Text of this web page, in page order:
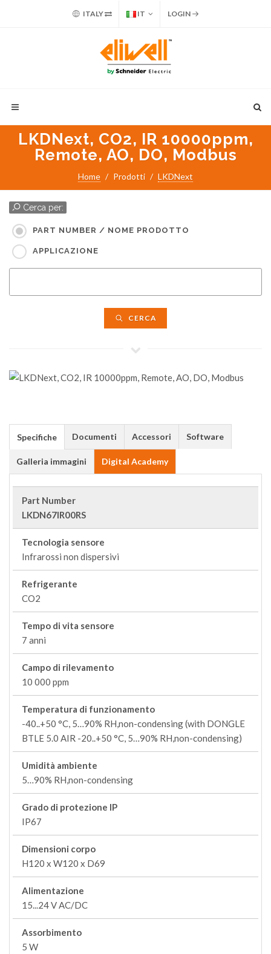
ITALY IT LOGIN
LKDNext, CO2, IR 10000ppm,
Remote, AO, DO, Modbus
Home Prodotti LKDNext
Cerca per:
PART NUMBER / NOME PRODOTTO
APPLICAZIONE
CERCA
Specifiche Documenti Accessori Software
Galleria immagini Digital Academy
Part Number
LKDN67IR00RS
Tecnologia sensore
Infrarossi non dispersivi
Refrigerante
CO2
Tempo di vita sensore
7 anni
Campo di rilevamento
10 000 ppm
Temperatura di funzionamento
-40..+50 °C, 5…90% RH,non-condensing (with DONGLE
BTLE 5.0 AIR -20..+50 °C, 5…90% RH,non-condensing)
Umidità ambiente
5…90% RH,non-condensing
Grado di protezione IP
IP67
Dimensioni corpo
H120 x W120 x D69
Alimentazione
15...24 V AC/DC
Assorbimento
5 W